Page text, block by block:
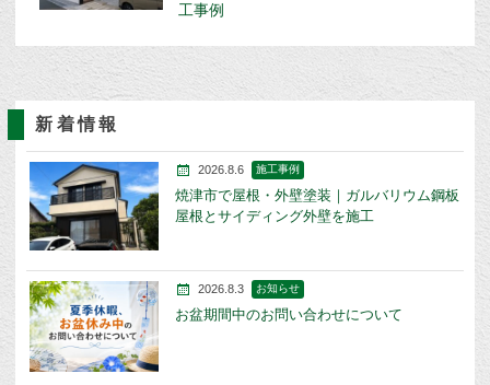
工事例
新着情報
2026.8.6 施工事例
焼津市で屋根・外壁塗装｜ガルバリウム鋼板
屋根とサイディング外壁を施工
2026.8.3 お知らせ
お盆期間中のお問い合わせについて